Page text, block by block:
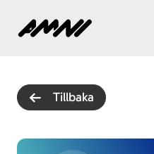
Hem
Tillbaka